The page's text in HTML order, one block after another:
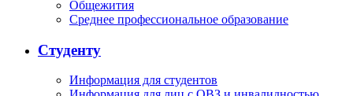
Общежития
Среднее профессиональное образование
Студенту
Информация для студентов